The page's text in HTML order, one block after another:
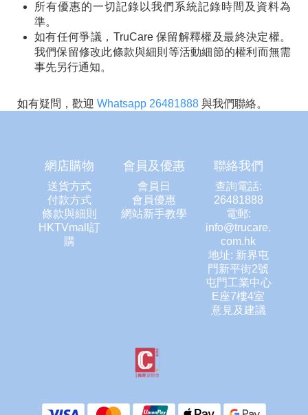
所有優惠的一切記錄以我們系統記錄時間及資料為
準。
如有任何爭議，TruCare 保留解釋權及最終決定權。
我們保留修改此條款與細則等活動細節的權利而無需
事先另行通知。
如有疑問，歡迎 Whatsapp 26481888 與我們聯絡。
網店購物
送貨方式
付款方式
條款與細則
HKTVmall訂
購
會員及優惠
會員日
會員優惠
網站新手教學
聯絡我們
查詢電話:
26481888
電郵:
info@trucare.
com.hk
地址: 新界屯
門新平街2號
屯門工業中心
E座7樓4室
意見及建議